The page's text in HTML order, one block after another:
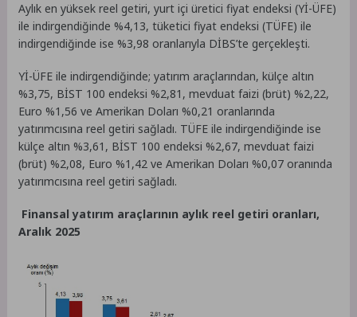
Aylık en yüksek reel getiri, yurt içi üretici fiyat endeksi (Yİ-ÜFE)
ile indirgendiğinde %4,13, tüketici fiyat endeksi (TÜFE) ile
indirgendiğinde ise %3,98 oranlarıyla DİBS’te gerçekleşti.
Yİ-ÜFE ile indirgendiğinde; yatırım araçlarından, külçe altın
%3,75, BİST 100 endeksi %2,81, mevduat faizi (brüt) %2,22,
Euro %1,56 ve Amerikan Doları %0,21 oranlarında
yatırımcısına reel getiri sağladı. TÜFE ile indirgendiğinde ise
külçe altın %3,61, BİST 100 endeksi %2,67, mevduat faizi
(brüt) %2,08, Euro %1,42 ve Amerikan Doları %0,07 oranında
yatırımcısına reel getiri sağladı.
Finansal yatırım araçlarının aylık reel getiri oranları,
Aralık 2025